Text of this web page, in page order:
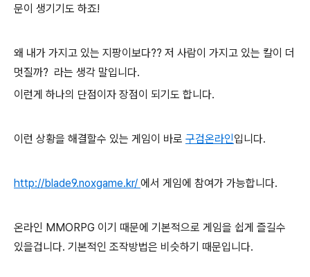
문이 생기기도 하죠!
왜 내가 가지고 있는 지팡이보다?? 저 사람이 가지고 있는 칼이 더
멋질까? 라는 생각 말입니다.
이런게 하나의 단점이자 장점이 되기도 합니다.
이런 상황을 해결할수 있는 게임이 바로 구검온라인입니다.
http://blade9.noxgame.kr/ 에서 게임에 참여가 가능합니다.
온라인 MMORPG 이기 때문에 기본적으로 게임을 쉽게 즐길수
있을겁니다. 기본적인 조작방법은 비슷하기 때문입니다.